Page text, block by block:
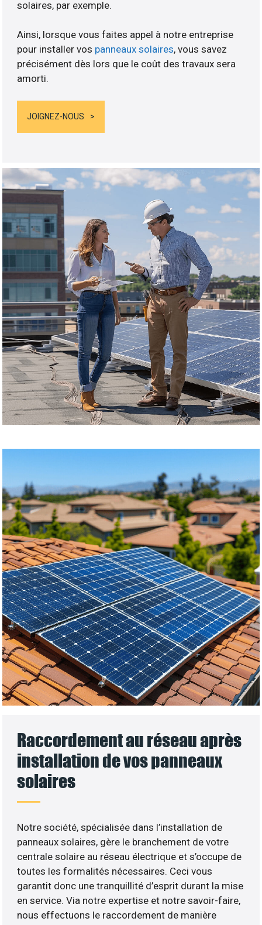
solaires, par exemple.
Ainsi, lorsque vous faites appel à notre entreprise
pour installer vos panneaux solaires, vous savez
précisément dès lors que le coût des travaux sera
amorti.
JOIGNEZ-NOUS
Raccordement au réseau après
installation de vos panneaux
solaires
Notre société, spécialisée dans l’installation de
panneaux solaires, gère le branchement de votre
centrale solaire au réseau électrique et s’occupe de
toutes les formalités nécessaires. Ceci vous
garantit donc une tranquillité d’esprit durant la mise
en service. Via notre expertise et notre savoir-faire,
nous effectuons le raccordement de manière